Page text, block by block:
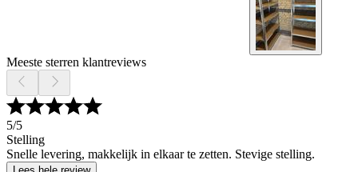
Meeste sterren klantreviews
5/5
Stelling
Snelle levering, makkelijk in elkaar te zetten. Stevige stelling.